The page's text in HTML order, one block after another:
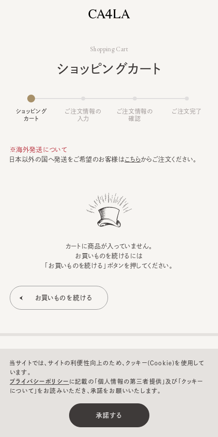
Shopping Cart
ショッピングカート
ショッピング
カート
ご注文情報の
入力
ご注文情報の
確認
ご注文完了
※海外発送について
日本以外の国へ発送をご希望のお客様はこちらからご注文ください。
カートに商品が入っていません。
お買いものを続けるには
「お買いものを続ける」ボタンを押してください。
©CA4LA INC. All Rights Reserved.
当サイトでは、サイトの利便性向上のため、クッキー(Cookie)を使用して
います。
プライバシーポリシー に記載の「個人情報の第三者提供」及び「クッキー
について」をお読みいただき、承諾をお願いいたします。
承諾する